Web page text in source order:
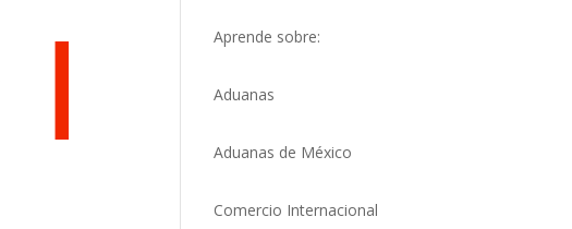
Aprende sobre:
Aduanas
Aduanas de México
Comercio Internacional